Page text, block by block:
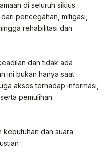
di seluruh siklus
pencegahan, mitigasi,
rehabilitasi dan
dan tidak ada
ini bukan hanya saat
akses terhadap informasi,
pemulihan
kebutuhan dan suara